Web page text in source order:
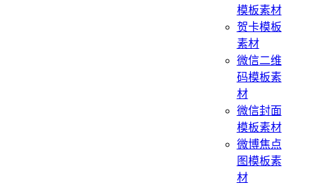
模板素材
贺卡模板
素材
微信二维
码模板素
材
微信封面
模板素材
微博焦点
图模板素
材